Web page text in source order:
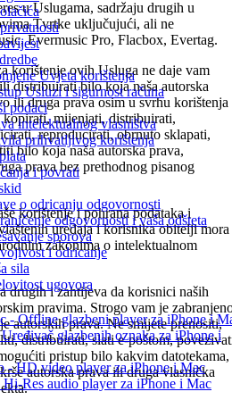
Uvjeta korištenja
Usluzi i sigurnost računa
podaci
intelektualnog vlasništva
prihvatljivog korištenja
i povrati
o odricanju odgovornosti
odgovornosti i vaša odšteta
sporova
i odricanje
sila
ugovora
- Offline glazbeni player za iPhone i
glazbenih oznaka za iPhone i
- HD video player za iPhone i Mac
Res audio player za iPhone i Mac
u Uslugama, sadržaju drugih u
Tvrtke uključujući, ali ne
Evermusic Pro, Flacbox, Evertag.
korištenje ovih Usluga ne daje vam
distribuirati bilo koja naša autorska
ili druga prava osim u svrhu korištenja
mijenjati, distribuirati,
reproducirati, obrnuto sklapati,
bilo koja naša autorska prava,
prava bez prethodnog pisanog
korištenje i pohrana podataka i
uređaja i korisnika obitelji mora
zakonima o intelektualnom
drugih i zahtijeva da korisnici naših
pravima. Strogo vam je
autorskih prava. Ne smijete prenositi,
distribuirati, slati e-poštom,
pristup bilo kakvim datotekama,
autorska prava ili druga vlasnička